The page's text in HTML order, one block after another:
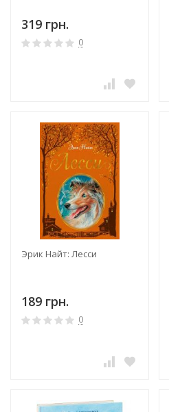
319 грн.
0
Эрик Найт: Лесси
189 грн.
0